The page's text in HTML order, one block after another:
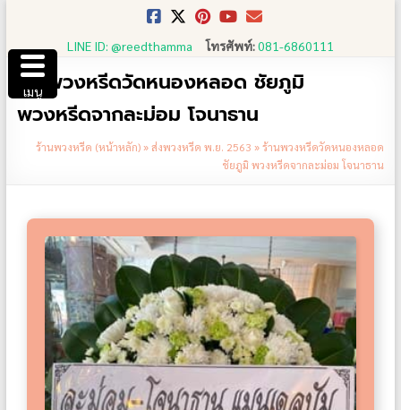
content
LINE ID: @reedthamma โทรศัพท์:081-6860111
ร้านพวงหรีดวัดหนองหลอด ชัยภูมิ
พวงหรีดจากละม่อม โจนาธาน
ร้านพวงหรีด (หน้าหลัก)»ส่งพวงหรีด พ.ย. 2563 »ร้านพวงหรีดวัดหนองหลอด
ชัยภูมิ พวงหรีดจากละม่อม โจนาธาน
เมนู